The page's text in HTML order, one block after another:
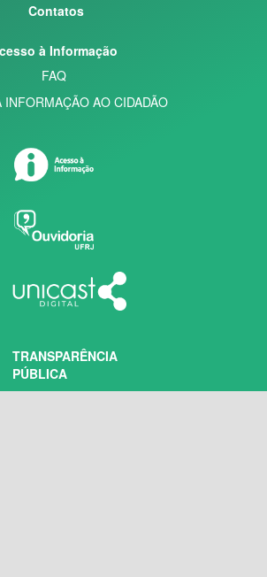
Contatos
à Informação
FAQ
INFORMAÇÃO AO CIDADÃO
TRANSPARÊNCIA
PÚBLICA